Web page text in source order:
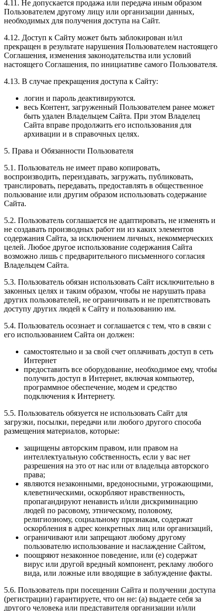
4.11. Не допускается продажа или передача иным образом
Пользователем другому лицу или организации данных,
необходимых для получения доступа на Сайт.
4.12. Доступ к Сайту может быть заблокирован и/ил
прекращен в результате нарушения Пользователем настоящего
Соглашения, изменения законодательства или условий
настоящего Соглашения, по инициативе самого Пользователя.
4.13. В случае прекращения доступа к Сайту:
логин и пароль деактивируются.
весь Контент, загруженный Пользователем ранее может
быть удален Владельцем Сайта. При этом Владелец
Сайта вправе продолжить его использования для
архивации и в справочных целях.
5. Права и Обязанности Пользователя
5.1. Пользователь не имеет право копировать,
воспроизводить, переиздавать, загружать, публиковать,
транслировать, передавать, предоставлять в общественное
пользование или другим образом использовать содержание
Сайта.
5.2. Пользователь соглашается не адаптировать, не изменять и
не создавать производных работ ни из каких элементов
содержания Сайта, за исключением личных, некоммерческих
целей. Любое другое использование содержания Сайта
возможно лишь с предварительного письменного согласия
Владельцем Сайта.
5.3. Пользователь обязан использовать Сайт исключительно в
законных целях и таким образом, чтобы не нарушать права
других пользователей, не ограничивать и не препятствовать
доступу других людей к Сайту и пользованию им.
5.4. Пользователь осознает и соглашается с тем, что в связи с
его использованием Сайта он должен:
самостоятельно и за свой счет оплачивать доступ в сеть
Интернет
предоставить все оборудование, необходимое ему, чтобы
получить доступ в Интернет, включая компьютер,
программное обеспечение, модем и средство
подключения к Интернету.
5.5. Пользователь обязуется не использовать Сайт для
загрузки, посылки, передачи или любого другого способа
размещения материалов, которые:
защищены авторским правом, или правом на
интеллектуальную собственность, если у вас нет
разрешения на это от нас или от владельца авторского
права;
являются незаконными, вредоносными, угрожающими,
клеветническими, оскорбляют нравственность,
пропагандируют ненависть и/или дискриминацию
людей по расовому, этническому, половому,
религиозному, социальному признакам, содержат
оскорбления в адрес конкретных лиц или организаций,
ограничивают или запрещают любому другому
пользователю использование и наслаждение Сайтом,
поощряют незаконное поведение, или (e) содержат
вирус или другой вредный компонент, рекламу любого
вида, или ложные или вводящие в заблуждение факты.
5.6. Пользователь при посещении Сайта и получении доступа
(регистрации) гарантируете, что он не: (a) выдаете себя за
другого человека или представителя организации и/или